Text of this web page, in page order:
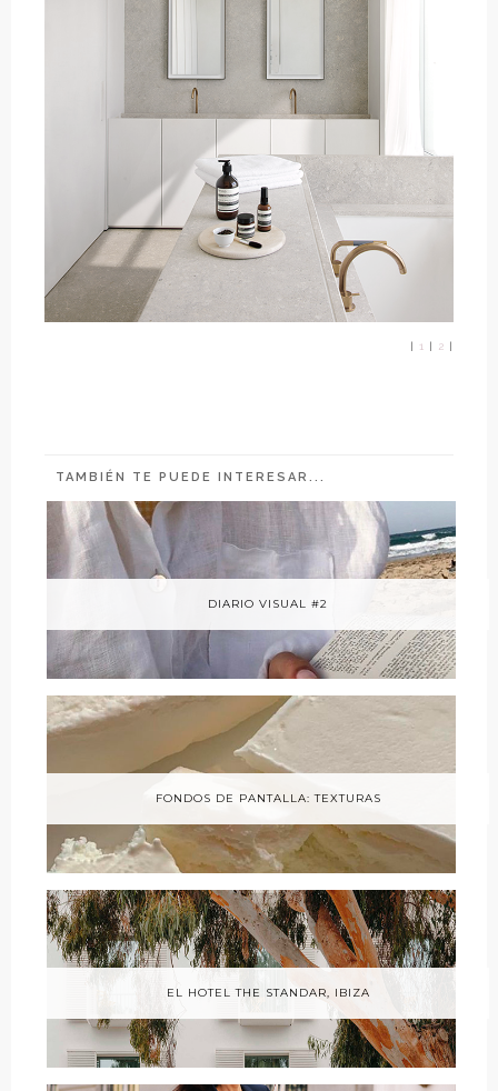
| 1 | 2 |
TAMBIÉN TE PUEDE INTERESAR...
DIARIO VISUAL #2
FONDOS DE PANTALLA: TEXTURAS
EL HOTEL THE STANDAR, IBIZA